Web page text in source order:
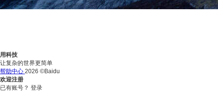
用科技
让复杂的世界更简单
帮助中心 2026 ©Baidu
欢迎注册
已有账号？ 登录